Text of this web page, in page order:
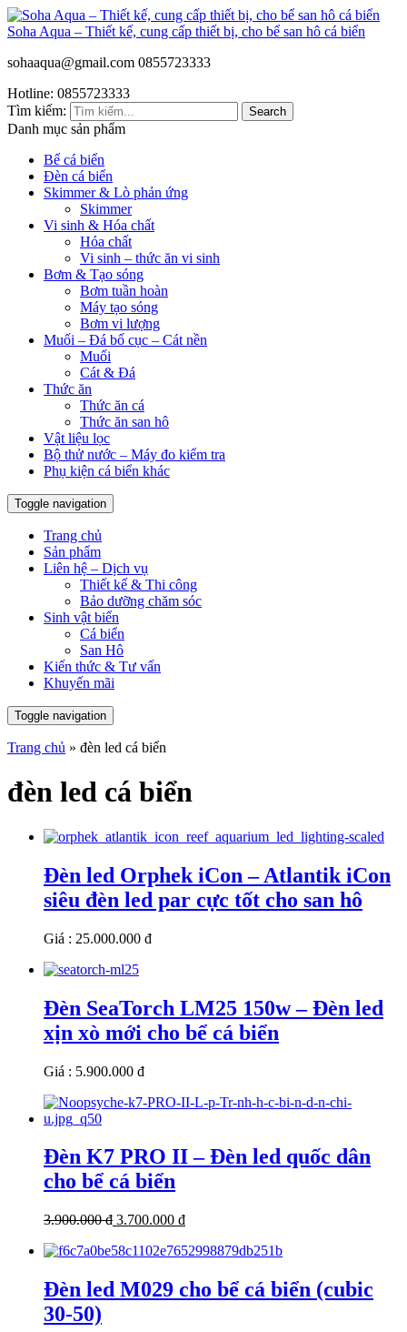
Soha Aqua – Thiết kế, cung cấp thiết bị, cho bể san hô cá biển
sohaaqua@gmail.com 0855723333
Hotline: 0855723333
Tìm kiếm:
Search
Danh mục sản phẩm
Bể cá biển
Đèn cá biển
Skimmer & Lò phản ứng
Skimmer
Vi sinh & Hóa chất
Hóa chất
Vi sinh – thức ăn vi sinh
Bơm & Tạo sóng
Bơm tuần hoàn
Máy tạo sóng
Bơm vi lượng
Muối – Đá bố cục – Cát nền
Muối
Cát & Đá
Thức ăn
Thức ăn cá
Thức ăn san hô
Vật liệu lọc
Bộ thử nước – Máy đo kiểm tra
Phụ kiện cá biển khác
Toggle navigation
Trang chủ
Sản phẩm
Liên hệ – Dịch vụ
Thiết kế & Thi công
Bảo dưỡng chăm sóc
Sinh vật biển
Cá biển
San Hô
Kiến thức & Tư vấn
Khuyến mãi
Toggle navigation
Trang chủ » đèn led cá biển
đèn led cá biển
Đèn led Orphek iCon – Atlantik iCon
siêu đèn led par cực tốt cho san hô
Giá : 25.000.000 đ
Đèn SeaTorch LM25 150w – Đèn led
xịn xò mới cho bể cá biển
Giá : 5.900.000 đ
Đèn K7 PRO II – Đèn led quốc dân
cho bể cá biển
3.900.000 đ 3.700.000 đ
Đèn led M029 cho bể cá biển (cubic
30-50)